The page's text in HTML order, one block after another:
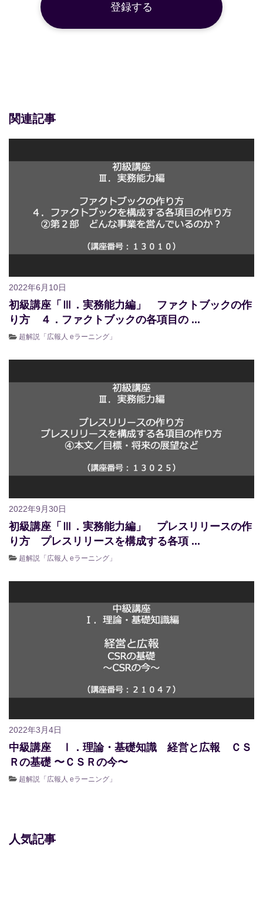
関連記事
2022年6月10日
初級講座「Ⅲ．実務能力編」 ファクトブックの作
り方 ４．ファクトブックの各項目の ...
超解説「広報人 eラーニング」
2022年9月30日
初級講座「Ⅲ．実務能力編」 プレスリリースの作
り方 プレスリリースを構成する各項 ...
超解説「広報人 eラーニング」
2022年3月4日
中級講座 Ⅰ．理論・基礎知識 経営と広報 ＣＳ
Ｒの基礎 〜ＣＳＲの今〜
超解説「広報人 eラーニング」
人気記事